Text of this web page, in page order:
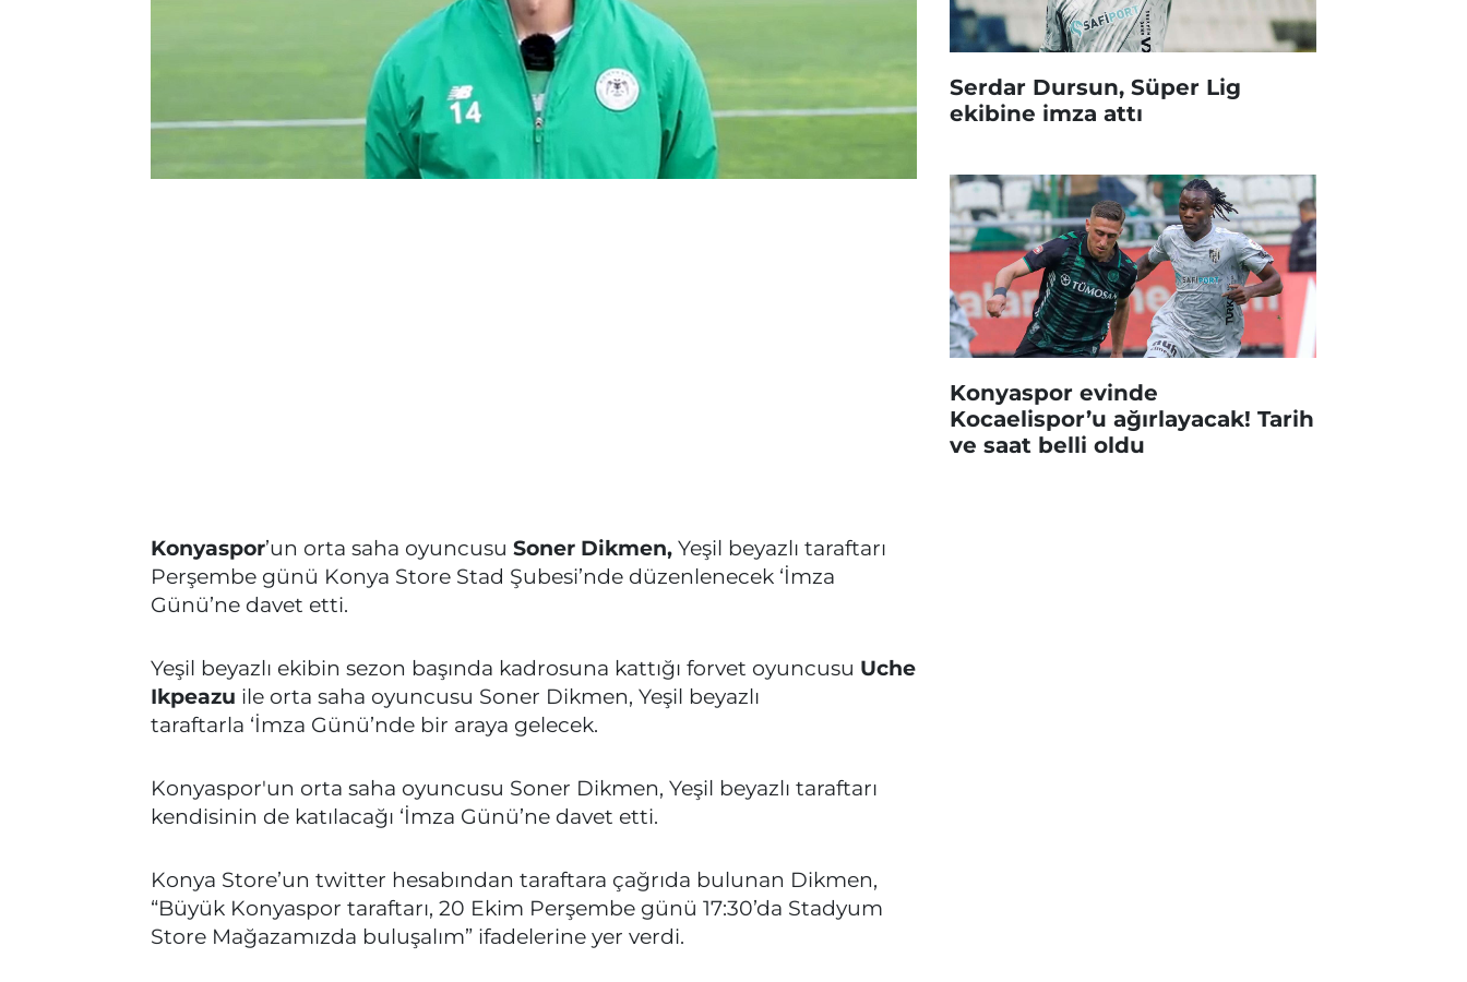
Konyaspor’un orta saha oyuncusu Soner Dikmen, Yeşil beyazlı taraftarı
Perşembe günü Konya Store Stad Şubesi’nde düzenlenecek ‘İmza
Günü’ne davet etti.
Yeşil beyazlı ekibin sezon başında kadrosuna kattığı forvet oyuncusu Uche
Ikpeazu ile orta saha oyuncusu Soner Dikmen, Yeşil beyazlı
taraftarla ‘İmza Günü’nde bir araya gelecek.
Konyaspor'un orta saha oyuncusu Soner Dikmen, Yeşil beyazlı taraftarı
kendisinin de katılacağı ‘İmza Günü’ne davet etti.
Konya Store’un twitter hesabından taraftara çağrıda bulunan Dikmen,
“Büyük Konyaspor taraftarı, 20 Ekim Perşembe günü 17:30’da Stadyum
Store Mağazamızda buluşalım” ifadelerine yer verdi.
Serdar Dursun, Süper Lig
ekibine imza attı
Konyaspor evinde
Kocaelispor’u ağırlayacak! Tarih
ve saat belli oldu